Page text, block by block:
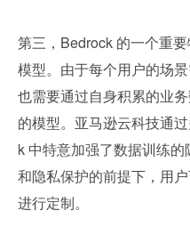
第三，Bedrock 的一个重
模型。由于每个用户的场
也需要通过自身积累的业
的模型。亚马逊云科技通
k 中特意加强了数据训练
和隐私保护的前提下，用
进行定制。